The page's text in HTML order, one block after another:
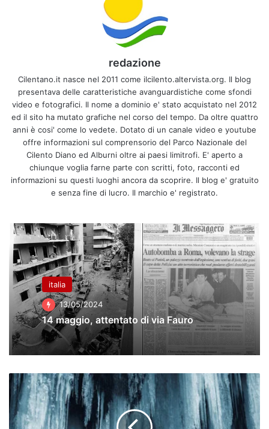
redazione
Cilentano.it nasce nel 2011 come ilcilento.altervista.org. Il blog
presentava delle caratteristiche avanguardistiche come sfondi
video e fotografici. Il nome a dominio e' stato acquistato nel 2012
ed il sito ha mutato grafiche nel corso del tempo. Da oltre quattro
anni è cosi' come lo vedete. Dotato di un canale video e youtube
offre informazioni sul comprensorio del Parco Nazionale del
Cilento Diano ed Alburni oltre ai paesi limitrofi. E' aperto a
chiunque voglia farne parte con scritti, foto, racconti ed
informazioni su questi luoghi ancora da scoprire. Il blog e' gratuito
e senza fine di lucro. Il marchio e' registrato.
italia
13/05/2024
14 maggio, attentato di via Fauro
Il
puzzle
della
domenica: